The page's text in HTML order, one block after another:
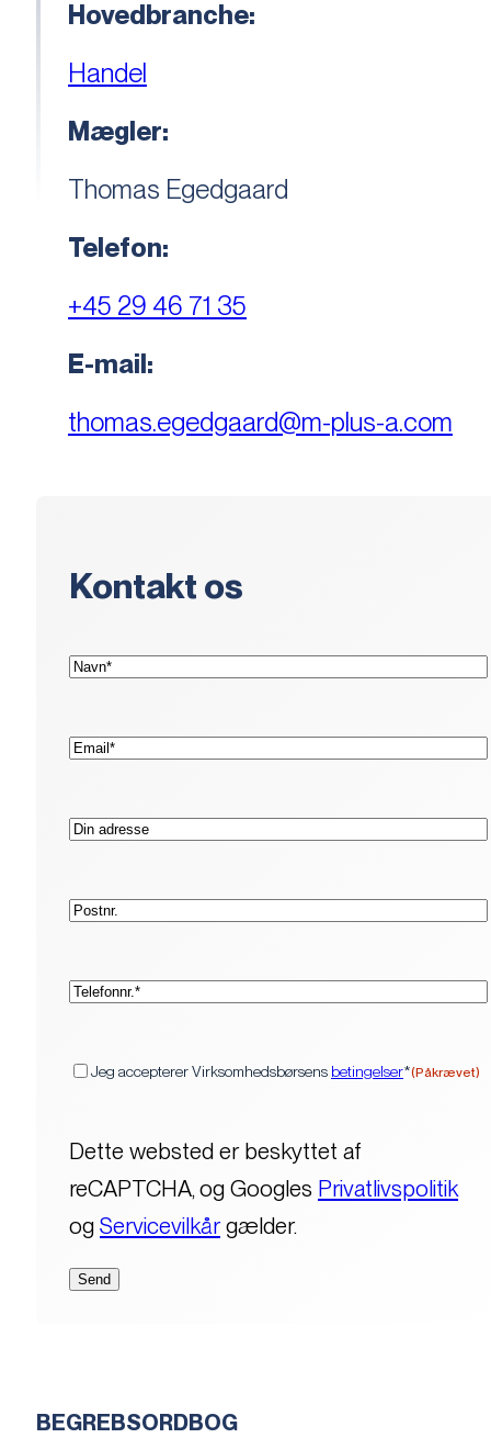
Hovedbranche:
Handel
Mægler:
Thomas Egedgaard
Telefon:
+45 29 46 71 35
E-mail:
thomas.egedgaard@m-plus-a.com
Kontakt os
Navn*
E-
mail*
Adresse
Postnr.
Telefon*
Jeg accepterer Virksomhedsbørsens betingelser*(Påkrævet)
Dette websted er beskyttet af
reCAPTCHA, og Googles Privatlivspolitik
og Servicevilkårgælder.
BEGREBSORDBOG